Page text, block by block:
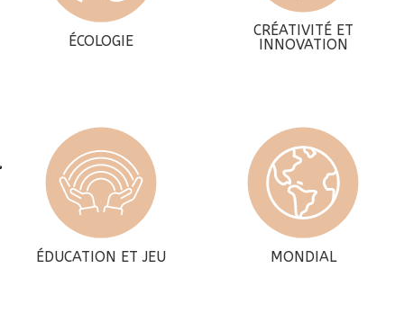
ÉCOLOGIE
CRÉATIVITÉ ET
INNOVATION
ÉDUCATION ET JEU MONDIAL